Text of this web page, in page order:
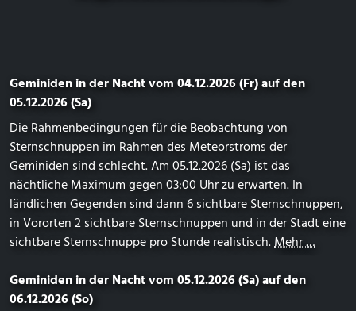
Geminiden in der Nacht vom 04.12.2026 (Fr) auf den
05.12.2026 (Sa)
Die Rahmenbedingungen für die Beobachtung von
Sternschnuppen im Rahmen des Meteorstroms der
Geminiden sind schlecht. Am 05.12.2026 (Sa) ist das
nächtliche Maximum gegen 03:00 Uhr zu erwarten. In
ländlichen Gegenden sind dann 6 sichtbare Sternschnuppen,
in Vororten 2 sichtbare Sternschnuppen und in der Stadt eine
sichtbare Sternschnuppe pro Stunde realistisch.Mehr …
Geminiden in der Nacht vom 05.12.2026 (Sa) auf den
06.12.2026 (So)